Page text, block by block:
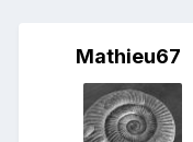
Mathieu67